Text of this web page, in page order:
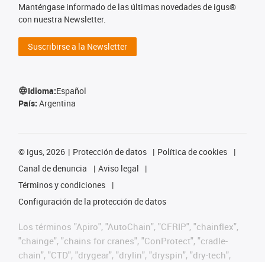
Manténgase informado de las últimas novedades de igus®
con nuestra Newsletter.
Suscribirse a la Newsletter
Idioma:Español
País: Argentina
© igus, 2026 Protección de datos
Política de cookies
Canal de denuncia
Aviso legal
Términos y condiciones
Configuración de la protección de datos
Los términos "Apiro", "AutoChain", "CFRIP", "chainflex",
"chainge", "chains for cranes", "ConProtect", "cradle-
chain", "CTD", "drygear", "drylin", "dryspin", "dry-tech",